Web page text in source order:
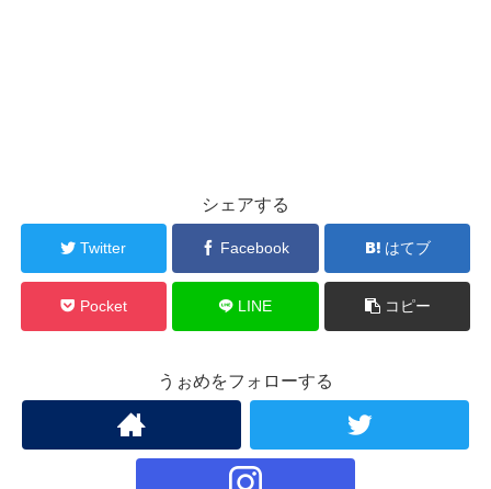
シェアする
Twitter Facebook はてブ
Pocket LINE コピー
うぉめをフォローする